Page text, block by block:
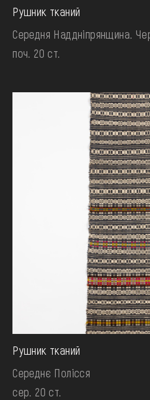
Рушник тканий
Середня Наддніпрянщина.
поч. 20 ст.
Рушник тканий
Середнє Полісся
сер. 20 ст.